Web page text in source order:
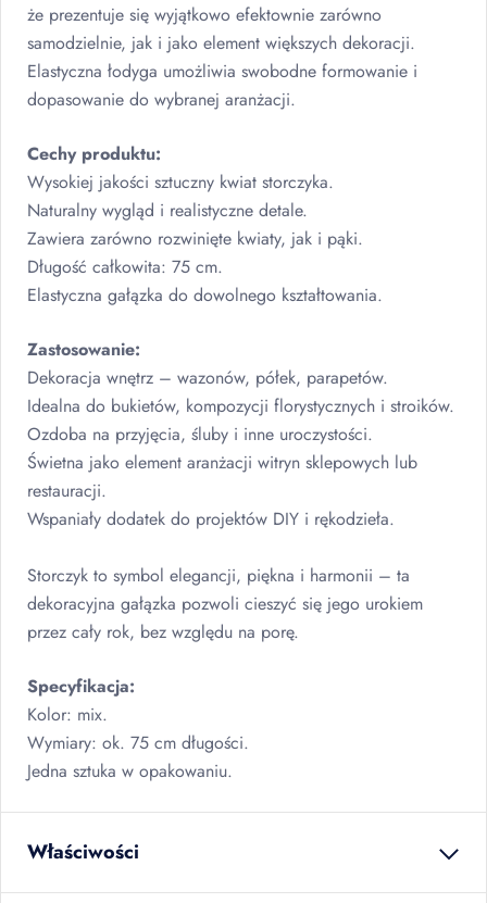
że prezentuje się wyjątkowo efektownie zarówno
samodzielnie, jak i jako element większych dekoracji.
Elastyczna łodyga umożliwia swobodne formowanie i
dopasowanie do wybranej aranżacji.
Cechy produktu:
Wysokiej jakości sztuczny kwiat storczyka.
Naturalny wygląd i realistyczne detale.
Zawiera zarówno rozwinięte kwiaty, jak i pąki.
Długość całkowita: 75 cm.
Elastyczna gałązka do dowolnego kształtowania.
Zastosowanie:
Dekoracja wnętrz – wazonów, półek, parapetów.
Idealna do bukietów, kompozycji florystycznych i stroików.
Ozdoba na przyjęcia, śluby i inne uroczystości.
Świetna jako element aranżacji witryn sklepowych lub
restauracji.
Wspaniały dodatek do projektów DIY i rękodzieła.
Storczyk to symbol elegancji, piękna i harmonii – ta
dekoracyjna gałązka pozwoli cieszyć się jego urokiem
przez cały rok, bez względu na porę.
Specyfikacja:
Kolor: mix.
Wymiary: ok. 75 cm długości.
Jedna sztuka w opakowaniu.
Właściwości